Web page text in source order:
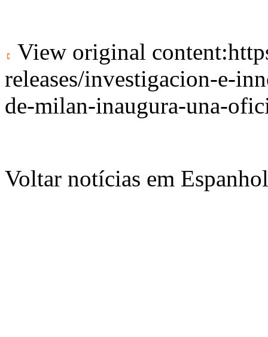
View original content:
releases/investigacion-e-
de-milan-inaugura-una-
Voltar notícias em Espanhol